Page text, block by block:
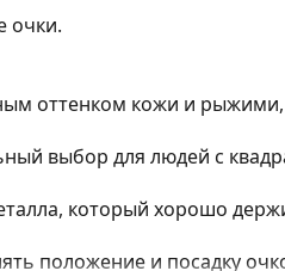
очки.
оттенком кожи и
выбор для людей с
который хорошо
положение и посадку